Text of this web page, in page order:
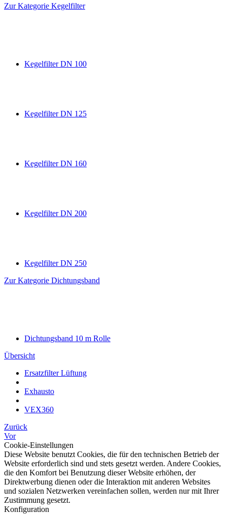
Zur Kategorie Kegelfilter
Kegelfilter DN 100
Kegelfilter DN 125
Kegelfilter DN 160
Kegelfilter DN 200
Kegelfilter DN 250
Zur Kategorie Dichtungsband
Dichtungsband 10 m Rolle
Übersicht
Ersatzfilter Lüftung
Exhausto
VEX360
Zurück
Vor
Cookie-Einstellungen
Diese Website benutzt Cookies, die für den technischen Betrieb der
Website erforderlich sind und stets gesetzt werden. Andere Cookies,
die den Komfort bei Benutzung dieser Website erhöhen, der
Direktwerbung dienen oder die Interaktion mit anderen Websites
und sozialen Netzwerken vereinfachen sollen, werden nur mit Ihrer
Zustimmung gesetzt.
Konfiguration